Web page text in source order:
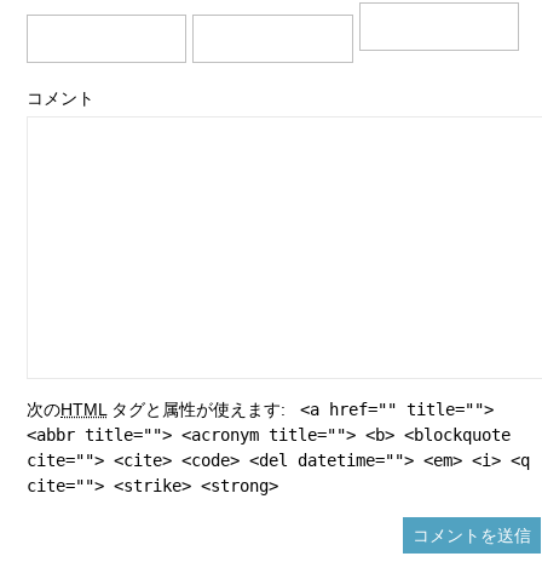
コメント
次のHTML タグと属性が使えます:
<a href="" title="">
<abbr title=""> <acronym title=""> <b> <blockquote
cite=""> <cite> <code> <del datetime=""> <em> <i> <q
cite=""> <strike> <strong>